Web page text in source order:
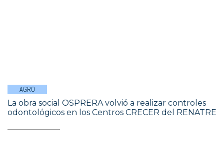
AGRO
La obra social OSPRERA volvió a realizar controles
odontológicos en los Centros CRECER del RENATRE